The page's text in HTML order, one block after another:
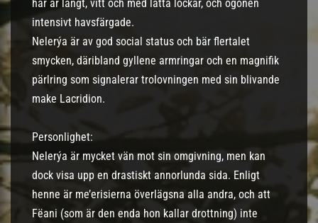
hår är långt, vitt och med lätta lockar, och ögonen
intensivt havsfärgade.
Nelerýa är av god social status och bär flertalet
smycken, däribland gyllene armringar och en magnifik
pärlring som signalerar trolovningen med sin blivande
make Lacridion.
Personlighet:
Nelerýa är mycket vän mot sin omgivning, men kan
dock visa upp en drastiskt annorlunda sida. Enligt
henne är me’erisierna överlägsna alla andra, och att
Fëani (som är den enda hon kallar drottning) inte